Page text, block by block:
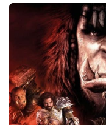
Seriály
Hry
Cool Esport